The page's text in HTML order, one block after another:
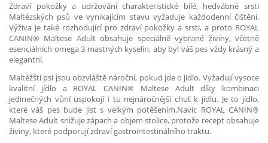
Zdraví pokožky a udržování charakteristické bílé, hedvábné srsti
Maltézských psů ve vynikajícím stavu vyžaduje každodenní čištění.
Výživa je také rozhodující pro zdraví pokožky a srsti, a proto ROYAL
CANIN® Maltese Adult obsahuje speciálně vybrané živiny, včetně
esenciálních omega 3 mastných kyselin, aby byl váš pes vždy krásný a
elegantní.
Maltéžští psi jsou obzvláště nároční, pokud jde o jídlo. Vyžadují vysoce
kvalitní jídlo a ROYAL CANIN® Maltese Adult díky kombinaci
jedinečných vůní uspokojí i tu nejnáročnější chuť k jídlu. Je to jídlo,
které váš pes bude jíst s velkým potěšením.Navíc ROYAL CANIN®
Maltese Adult snižuje zápach a objem stolice, protože recept obsahuje
živiny, které podporují zdraví gastrointestinálního traktu.